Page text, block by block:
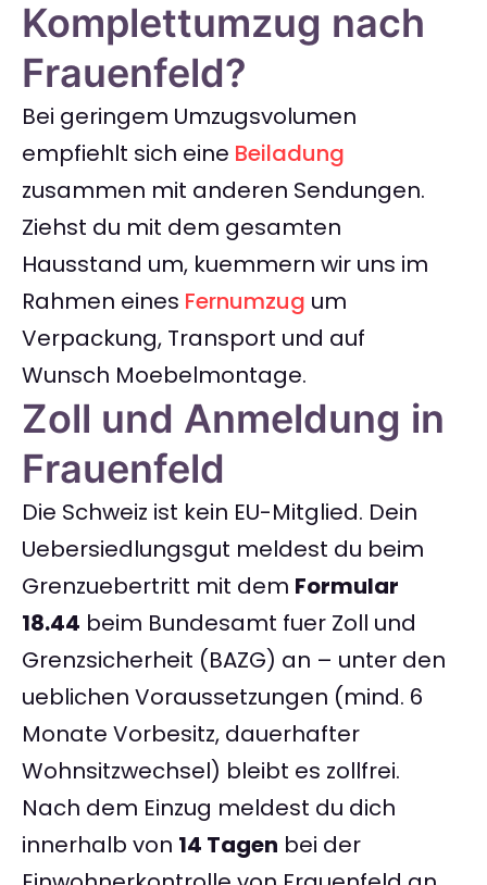
Komplettumzug nach
Frauenfeld?
Bei geringem Umzugsvolumen
empfiehlt sich eine Beiladung
zusammen mit anderen Sendungen.
Ziehst du mit dem gesamten
Hausstand um, kuemmern wir uns im
Rahmen eines Fernumzug um
Verpackung, Transport und auf
Wunsch Moebelmontage.
Zoll und Anmeldung in
Frauenfeld
Die Schweiz ist kein EU-Mitglied. Dein
Uebersiedlungsgut meldest du beim
Grenzuebertritt mit dem Formular
18.44 beim Bundesamt fuer Zoll und
Grenzsicherheit (BAZG) an – unter den
ueblichen Voraussetzungen (mind. 6
Monate Vorbesitz, dauerhafter
Wohnsitzwechsel) bleibt es zollfrei.
Nach dem Einzug meldest du dich
innerhalb von 14 Tagen bei der